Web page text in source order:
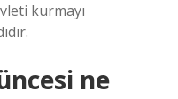
kurmayı
ne